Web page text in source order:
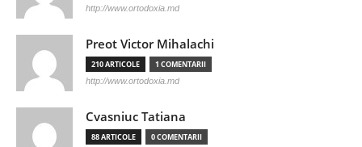
http://www.ortodoxia.md
Preot Victor Mihalachi
210 ARTICOLE 1 COMENTARII
http://www.ortodoxia.md
Cvasniuc Tatiana
88 ARTICOLE 0 COMENTARII